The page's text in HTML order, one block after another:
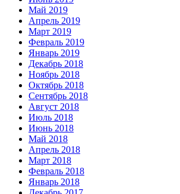
Май 2019
Апрель 2019
Март 2019
Февраль 2019
Январь 2019
Декабрь 2018
Ноябрь 2018
Октябрь 2018
Сентябрь 2018
Август 2018
Июль 2018
Июнь 2018
Май 2018
Апрель 2018
Март 2018
Февраль 2018
Январь 2018